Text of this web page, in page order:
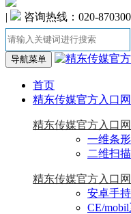
| 咨询热线：020-
导航菜单
首页
精东传媒官方入口
精东传媒官方入口
一维条
二维扫
精东传媒官方入口
安卓手
CE/